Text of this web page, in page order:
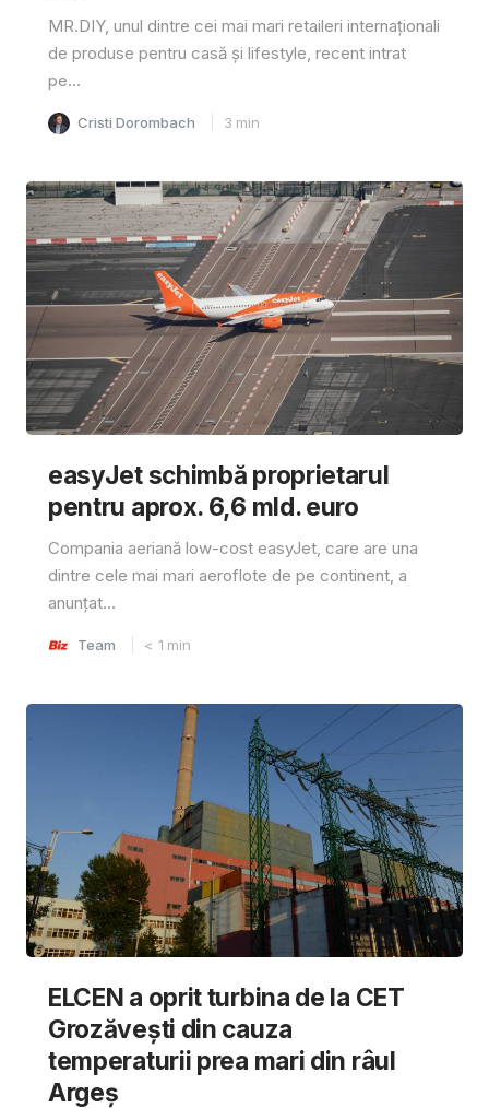
MR.DIY, unul dintre cei mai mari retaileri internaționali
de produse pentru casă și lifestyle, recent intrat
pe...
Cristi Dorombach 3 min
easyJet schimbă proprietarul
pentru aprox. 6,6 mld. euro
Compania aeriană low-cost easyJet, care are una
dintre cele mai mari aeroflote de pe continent, a
anunțat...
Team < 1 min
ELCEN a oprit turbina de la CET
Grozăvești din cauza
temperaturii prea mari din râul
Argeș